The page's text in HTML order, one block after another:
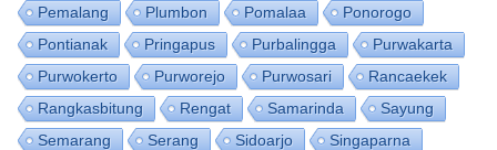
Pemalang
Plumbon Pomalaa
Ponorogo
Pontianak
Pringapus Purbalingga
Purwakarta
Purwokerto
Purworejo Purwosari
Rancaekek
Rangkasbitung
Rengat Samarinda
Sayung
Semarang
Serang Sidoarjo
Singaparna